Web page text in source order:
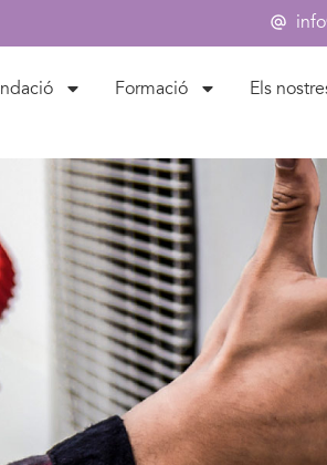
Formació Els